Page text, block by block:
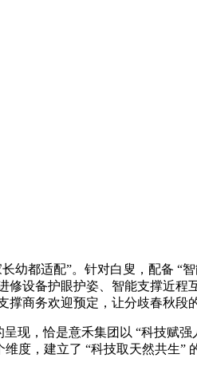
幼都适配”。针对白叟，配备 “
设备护眼护姿、智能支撑近程
商务欢迎预定，让分歧春秋段
现，恰是意禾集团以 “科技赋强
度，建立了 “科技取天然共生”